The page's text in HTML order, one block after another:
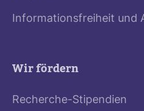
Informationsfreiheit und
Wir fördern
Recherche-Stipendien